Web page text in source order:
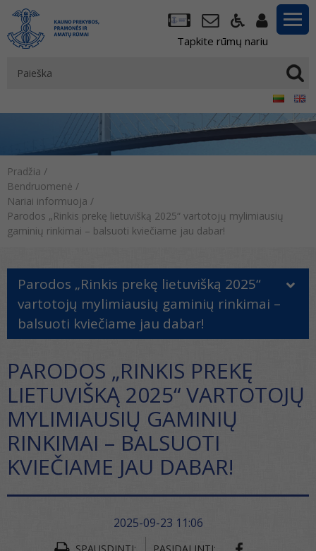
Tapkite rūmų nariu
Pradžia /
Bendruomenė /
Nariai informuoja /
Parodos „Rinkis prekę lietuvišką 2025“ vartotojų mylimiausių
gaminių rinkimai – balsuoti kviečiame jau dabar!
Parodos „Rinkis prekę lietuvišką 2025“
vartotojų mylimiausių gaminių rinkimai –
balsuoti kviečiame jau dabar!
PARODOS „RINKIS PREKĘ
LIETUVIŠKĄ 2025“ VARTOTOJŲ
MYLIMIAUSIŲ GAMINIŲ
RINKIMAI – BALSUOTI
KVIEČIAME JAU DABAR!
2025-09-23 11:06